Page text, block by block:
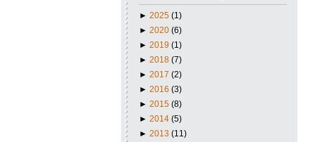
► 2025 (1)
► 2020 (6)
► 2019 (1)
► 2018 (7)
► 2017 (2)
► 2016 (3)
► 2015 (8)
► 2014 (5)
► 2013 (11)